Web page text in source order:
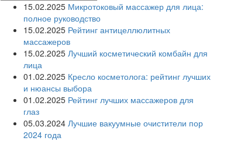
15.02.2025 Микротоковый массажер для лица:
полное руководство
15.02.2025 Рейтинг антицеллюлитных
массажеров
15.02.2025 Лучший косметический комбайн для
лица
01.02.2025 Кресло косметолога: рейтинг лучших
и нюансы выбора
01.02.2025 Рейтинг лучших массажеров для
глаз
05.03.2024 Лучшие вакуумные очистители пор
2024 года